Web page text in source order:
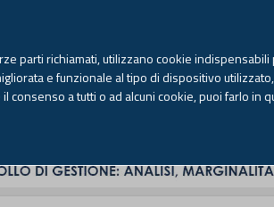
Venerdì, 7
parti richiamati, utilizzano cookie
e funzionale al tipo di dispositivo
consenso a tutti o ad alcuni cookie, puoi farlo in